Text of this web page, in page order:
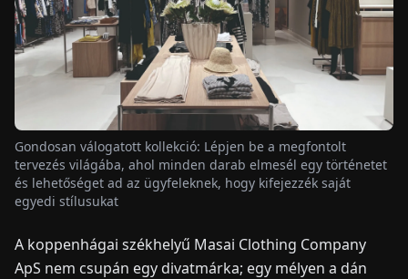
HÍREK
ENDEFRESITNLPLHU
Gondosan válogatott kollekció: Lépjen be a megfontolt
tervezés világába, ahol minden darab elmesél egy történetet
és lehetőséget ad az ügyfeleknek, hogy kifejezzék saját
egyedi stílusukat
A koppenhágai székhelyű Masai Clothing Company
ApS nem csupán egy divatmárka; egy mélyen a dán